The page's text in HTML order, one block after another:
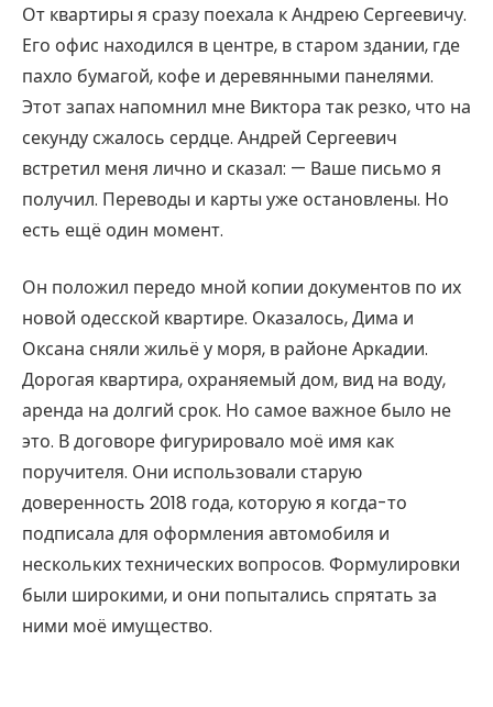
От квартиры я сразу поехала к Андрею Сергеевичу.
Его офис находился в центре, в старом здании, где
пахло бумагой, кофе и деревянными панелями.
Этот запах напомнил мне Виктора так резко, что на
секунду сжалось сердце. Андрей Сергеевич
встретил меня лично и сказал: — Ваше письмо я
получил. Переводы и карты уже остановлены. Но
есть ещё один момент.
Он положил передо мной копии документов по их
новой одесской квартире. Оказалось, Дима и
Оксана сняли жильё у моря, в районе Аркадии.
Дорогая квартира, охраняемый дом, вид на воду,
аренда на долгий срок. Но самое важное было не
это. В договоре фигурировало моё имя как
поручителя. Они использовали старую
доверенность 2018 года, которую я когда-то
подписала для оформления автомобиля и
нескольких технических вопросов. Формулировки
были широкими, и они попытались спрятать за
ними моё имущество.